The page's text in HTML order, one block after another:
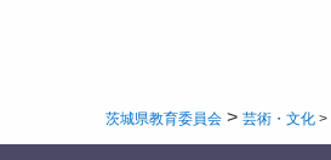
茨城県教育委員会 > 芸術・文化 >